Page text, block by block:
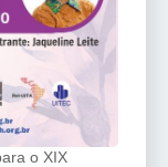
o XIX